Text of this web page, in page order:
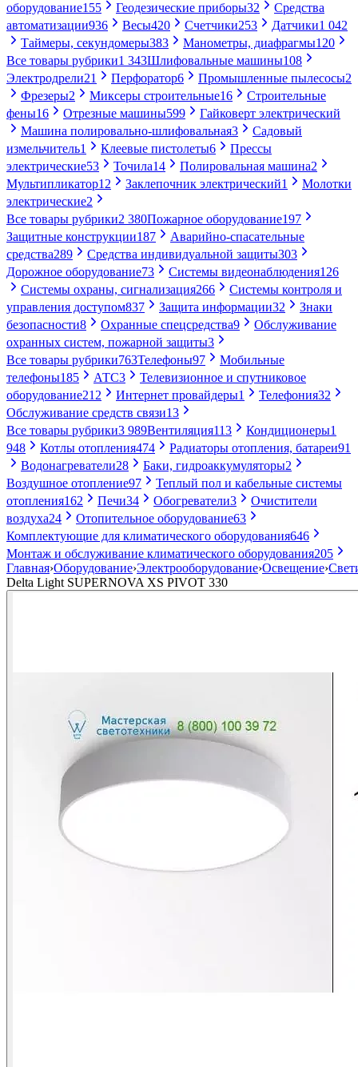
оборудование155 Геодезические приборы32
Средства
автоматизации936 Весы420 Счетчики253 Датчики1 042
Таймеры, секундомеры383 Манометры, диафрагмы120
Все товары рубрики1 343Шлифовальные машины108
Электродрели21 Перфоратор6 Промышленные пылесосы2
Фрезеры2 Миксеры строительные16
Строительные
фены16 Отрезные машины599
Гайковерт электрический
Машина полировально-шлифовальная3
Садовый
измельчитель1 Клеевые пистолеты6
Прессы
электрические53 Точила14 Полировальная машина2
Мультипликатор12 Заклепочник электрический1
Молотки
электрические2
Все товары рубрики2 380Пожарное оборудование197
Защитные конструкции187
Аварийно-спасательные
средства289 Средства индивидуальной защиты303
Дорожное оборудование73 Системы видеонаблюдения126
Системы охраны, сигнализация266
Системы контроля и
управления доступом837 Защита информации32
Знаки
безопасности8 Охранные спецсредства9
Обслуживание
охранных систем, пожарной защиты3
Все товары рубрики763Телефоны97
Мобильные
телефоны185 АТС3
Телевизионное и спутниковое
оборудование212 Интернет провайдеры1 Телефония32
Обслуживание средств связи13
Все товары рубрики3 989Вентиляция113 Кондиционеры1
948
Котлы отопления474 Радиаторы отопления, батареи91
Водонагреватели28 Баки, гидроаккумуляторы2
Воздушное отопление97
Теплый пол и кабельные системы
отопления162 Печи34 Обогреватели3
Очистители
воздуха24 Отопительное оборудование63
Комплектующие для климатического оборудования646
Монтаж и обслуживание климатического оборудования205
Главная›Оборудование›Электрооборудование›Освещение›
Delta Light SUPERNOVA XS PIVOT 330